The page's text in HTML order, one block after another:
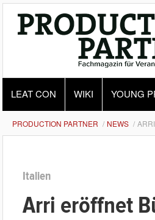
LEAT CON WIKI YOUNG
PRODUCTION PARTNER NEWS
Italien
Arri eröffnet